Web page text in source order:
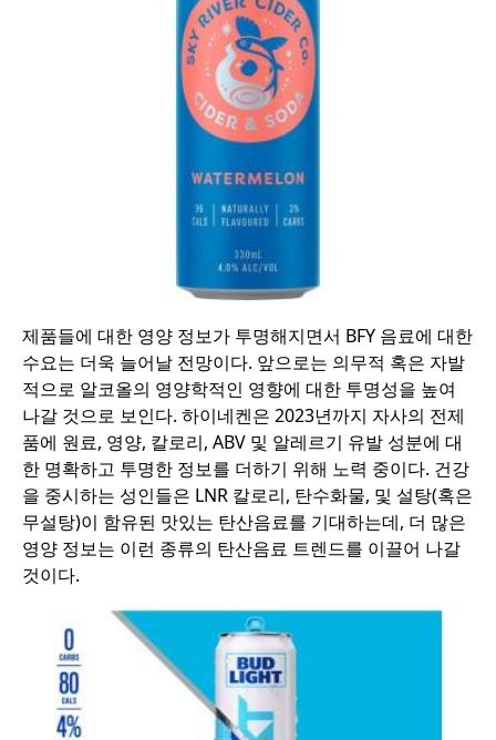
제품들에 대한 영양 정보가 투명해지면서 BFY 음료에 대한
수요는 더욱 늘어날 전망이다. 앞으로는 의무적 혹은 자발
적으로 알코올의 영양학적인 영향에 대한 투명성을 높여
나갈 것으로 보인다. 하이네켄은 2023년까지 자사의 전제
품에 원료, 영양, 칼로리, ABV 및 알레르기 유발 성분에 대
한 명확하고 투명한 정보를 더하기 위해 노력 중이다. 건강
을 중시하는 성인들은 LNR 칼로리, 탄수화물, 및 설탕(혹은
무설탕)이 함유된 맛있는 탄산음료를 기대하는데, 더 많은
영양 정보는 이런 종류의 탄산음료 트렌드를 이끌어 나갈
것이다.